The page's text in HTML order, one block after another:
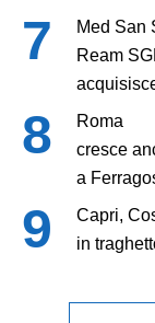
Med San
Ream
Roma
cresce
a
Capri,
in